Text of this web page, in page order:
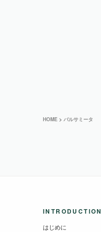
HOME > バルサミータ
INTRODUCTION
はじめに